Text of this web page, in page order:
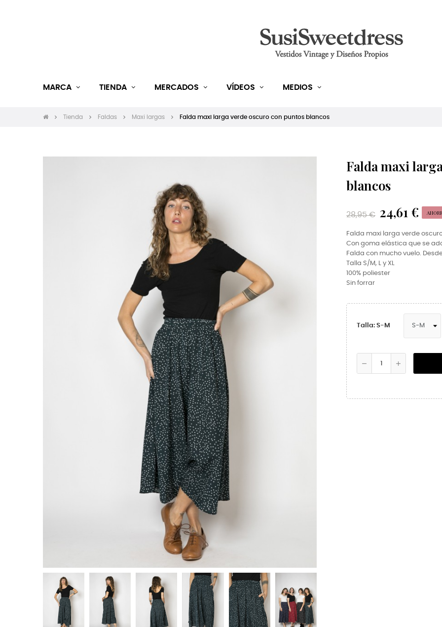
MARCA TIENDA MERCADOS VÍDEOS MEDIOS
Tienda Faldas Maxi largas Falda maxi larga verde oscuro con puntos blancos
Falda maxi
blancos
28,95 € 24,61 €
Falda maxi larga verde
Con goma elástica que se
Falda con mucho vuelo.
Talla S/M, L y XL
100% poliester
Sin forrar
Talla: S-M